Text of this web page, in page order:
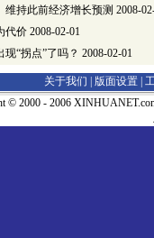
维持此前经济增长预测 2008-
代价 2008-02-01
“拐点”了吗？ 2008-02-01
关于我们 | 版面设置
© 2000 - 2006